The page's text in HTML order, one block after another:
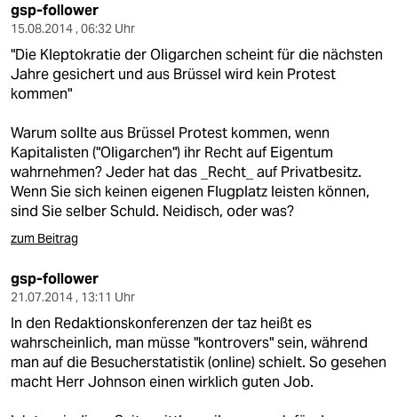
gsp-follower
15.08.2014 , 06:32 Uhr
"Die Kleptokratie der Oligarchen scheint für die nächsten
Jahre gesichert und aus Brüssel wird kein Protest
kommen"
Warum sollte aus Brüssel Protest kommen, wenn
Kapitalisten ("Oligarchen") ihr Recht auf Eigentum
wahrnehmen? Jeder hat das _Recht_ auf Privatbesitz.
Wenn Sie sich keinen eigenen Flugplatz leisten können,
sind Sie selber Schuld. Neidisch, oder was?
zum Beitrag
gsp-follower
21.07.2014 , 13:11 Uhr
In den Redaktionskonferenzen der taz heißt es
wahrscheinlich, man müsse "kontrovers" sein, während
man auf die Besucherstatistik (online) schielt. So gesehen
macht Herr Johnson einen wirklich guten Job.